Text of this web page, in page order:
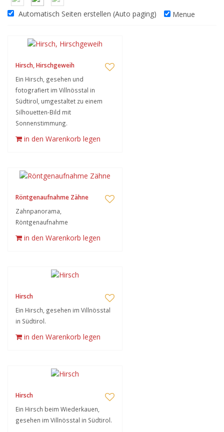
Automatisch Seiten erstellen (Auto paging) Menue
Hirsch, Hirschgeweih
Ein Hirsch, gesehen und
fotografiert im Villnösstal in
Südtirol, umgestaltet zu einem
Silhouetten-Bild mit
Sonnenstimmung.
in den Warenkorb legen
Röntgenaufnahme Zähne
Zahnpanorama,
Röntgenaufnahme
in den Warenkorb legen
Hirsch
Ein Hirsch, gesehen im Villnösstal
in Südtirol.
in den Warenkorb legen
Hirsch
Ein Hirsch beim Wiederkauen,
gesehen im Villnösstal in Südtirol.